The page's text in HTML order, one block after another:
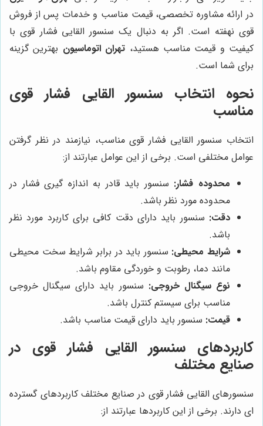
در ارائه مشاوره تخصصی، قیمت مناسب و خدمات پس از فروش
قوی نهفته است. اگر به دنبال یک سنسور القایی فشار قوی با
کیفیت و قیمت مناسب هستید، تهران اتوماسیون بهترین گزینه
برای شما است.
نحوه انتخاب سنسور القایی فشار قوی
مناسب
انتخاب سنسور القایی فشار قوی مناسب، نیازمند در نظر گرفتن
عوامل مختلفی است. برخی از این عوامل عبارتند از:
محدوده فشار: سنسور باید قادر به اندازه گیری فشار در
محدوده مورد نظر باشد.
دقت: سنسور باید دارای دقت کافی برای کاربرد مورد نظر
باشد.
شرایط محیطی: سنسور باید در برابر شرایط سخت محیطی
مانند دما، رطوبت و خوردگی مقاوم باشد.
نوع سیگنال خروجی: سنسور باید دارای سیگنال خروجی
مناسب برای سیستم کنترل باشد.
قیمت: سنسور باید دارای قیمت مناسب باشد.
کاربردهای سنسور القایی فشار قوی در
صنایع مختلف
سنسورهای القایی فشار قوی در صنایع مختلف کاربردهای گسترده
ای دارند. برخی از این کاربردها عبارتند از: